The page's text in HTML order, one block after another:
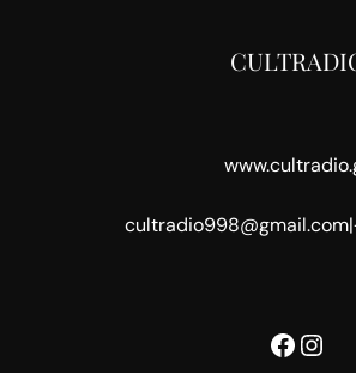
cultradio998@gmail.com|